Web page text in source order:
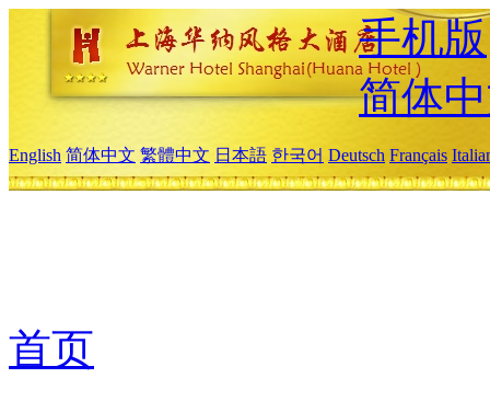
手机版
简体
English 简体中文 繁體中文 日本語 한국어 Deutsch Français
首页